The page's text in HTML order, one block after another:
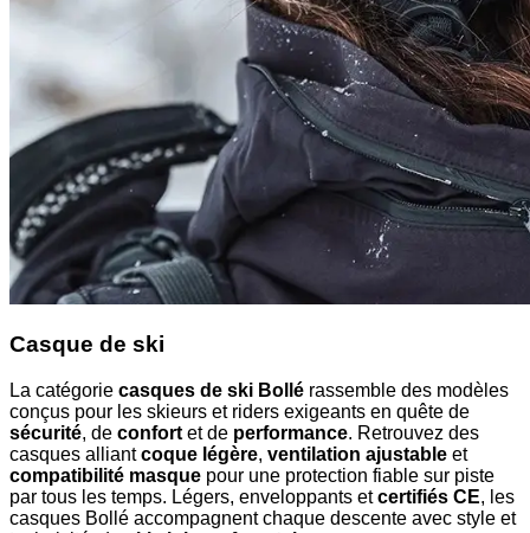
Casque de ski
La catégorie casques de ski Bollé rassemble des modèles
conçus pour les skieurs et riders exigeants en quête de
sécurité, de confort et de performance. Retrouvez des
casques alliantcoque légère, ventilation ajustable et
compatibilité masque pour une protection fiable sur piste
par tous les temps. Légers, enveloppants etcertifiés CE, les
casques Bollé accompagnent chaque descente avec style et